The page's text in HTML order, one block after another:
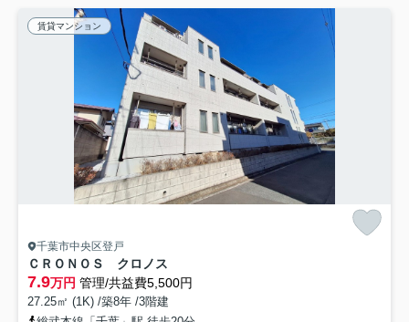
賃貸マンション
千葉市中央区登戸
ＣＲＯＮＯＳ クロノス
7.9万円 管理/共益費5,500円
27.25㎡ (1K) /築8年 /3階建